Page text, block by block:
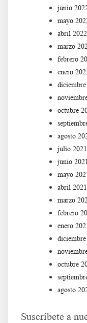
junio
mayo
abril 2022
marzo
febrero
enero
diciembre
octubre
agosto
julio 2021
junio
mayo
abril 2021
marzo
febrero
enero
octubre
agosto
Suscríbete a